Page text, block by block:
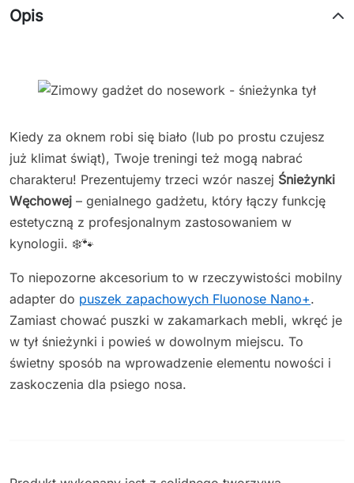
Opis
Kiedy za oknem robi się biało (lub po prostu czujesz
już klimat świąt), Twoje treningi też mogą nabrać
charakteru! Prezentujemy trzeci wzór naszej Śnieżynki
Węchowej – genialnego gadżetu, który łączy funkcję
estetyczną z profesjonalnym zastosowaniem w
kynologii. ❄️🐾
To niepozorne akcesorium to w rzeczywistości mobilny
adapter do puszek zapachowych Fluonose Nano+.
Zamiast chować puszki w zakamarkach mebli, wkręć je
w tył śnieżynki i powieś w dowolnym miejscu. To
świetny sposób na wprowadzenie elementu nowości i
zaskoczenia dla psiego nosa.